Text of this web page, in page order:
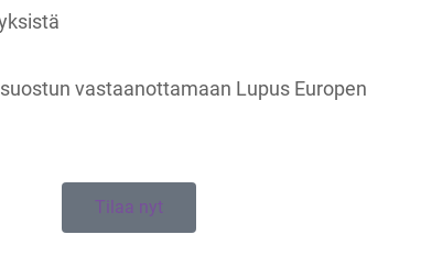
vastaanottamaan Lupus Europen
Tilaa nyt